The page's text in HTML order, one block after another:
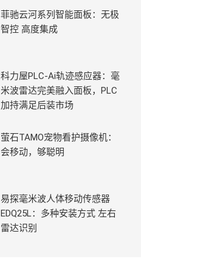
菲驰云河系列智能面板：无极
智控 高度集成
科力屋PLC-Ai轨迹感应器：毫
米波雷达完美融入面板，PLC
加持满足后装市场
萤石TAMO宠物看护摄像机：
会移动，够聪明
易探毫米波人体移动传感器
EDQ25L：多种安装方式 左右
雷达识别